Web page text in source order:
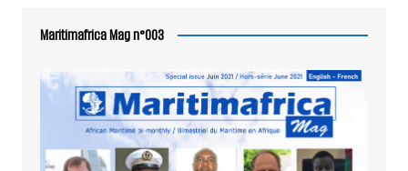
Maritimafrica Mag n°003